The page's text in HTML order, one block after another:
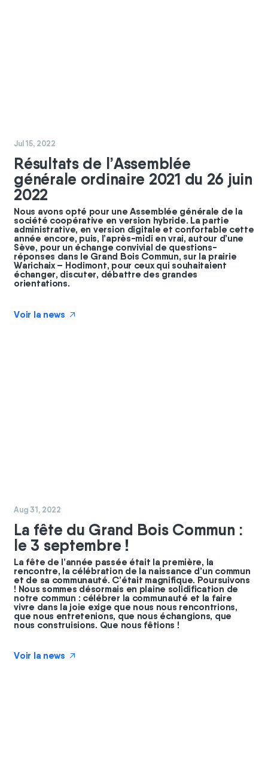
#coopérateurs
Jul 15, 2022
Résultats de l’Assemblée
générale ordinaire 2021 du 26 juin
2022
Nous avons opté pour une Assemblée générale de la
société coopérative en version hybride. La partie
administrative, en version digitale et confortable cette
année encore, puis, l’après-midi en vrai, autour d’une
Sève, pour un échange convivial de questions-
réponses dans le Grand Bois Commun, sur la prairie
Warichaix – Hodimont, pour ceux qui souhaitaient
échanger, discuter, débattre des grandes
orientations.
Voir la news ↗
#coopérateurs
Aug 31, 2022
La fête du Grand Bois Commun :
le 3 septembre !
La fête de l’année passée était la première, la
rencontre, la célébration de la naissance d’un commun
et de sa communauté. C’était magnifique. Poursuivons
! Nous sommes désormais en plaine solidification de
notre commun : célébrer la communauté et la faire
vivre dans la joie exige que nous nous rencontrions,
que nous entretenions, que nous échangions, que
nous construisions. Que nous fêtions !
Voir la news ↗